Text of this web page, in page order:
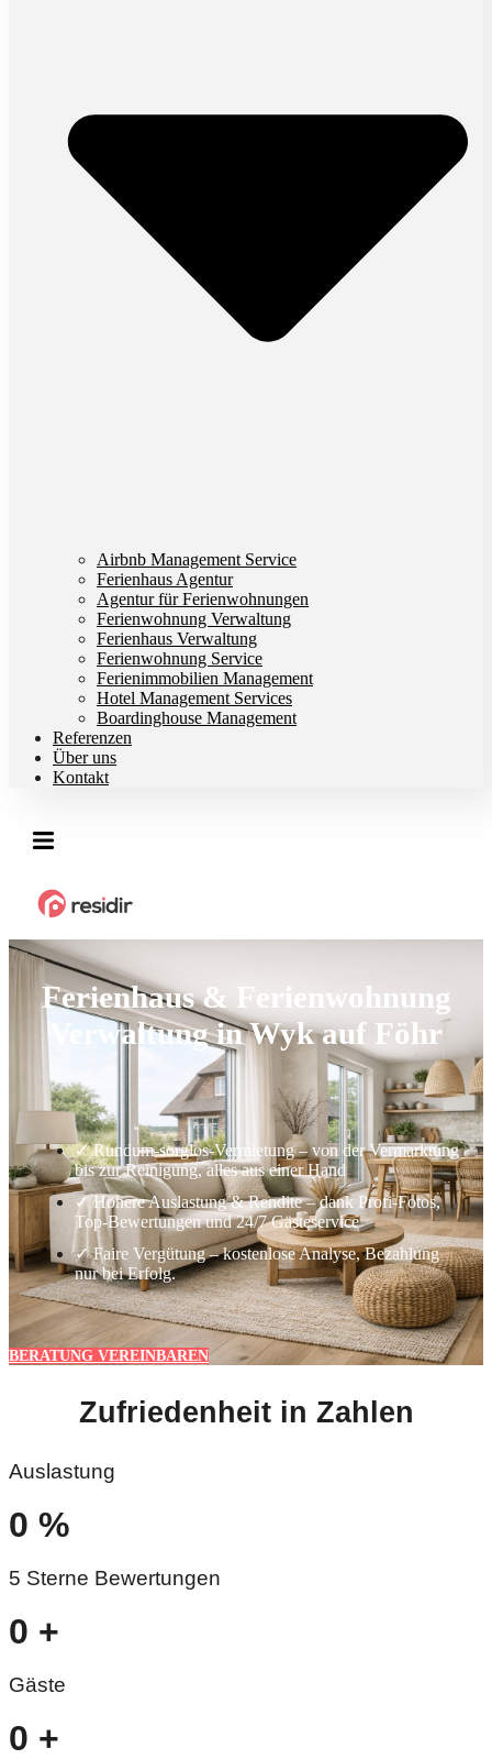
Airbnb Management Service
Ferienhaus Agentur
Agentur für Ferienwohnungen
Ferienwohnung Verwaltung
Ferienhaus Verwaltung
Ferienwohnung Service
Ferienimmobilien Management
Hotel Management Services
Boardinghouse Management
Referenzen
Über uns
Kontakt
Ferienhaus & Ferienwohnung
Verwaltung in Wyk auf Föhr
✓ Rundum-sorglos-Vermietung – von der Vermarktung
bis zur Reinigung, alles aus einer Hand
✓ Höhere Auslastung & Rendite – dank Profi-Fotos,
Top-Bewertungen und 24/7 Gästeservice
✓ Faire Vergütung – kostenlose Analyse, Bezahlung
nur bei Erfolg.
BERATUNG VEREINBAREN
Zufriedenheit in Zahlen
Auslastung
0 %
5 Sterne Bewertungen
0 +
Gäste
0 +